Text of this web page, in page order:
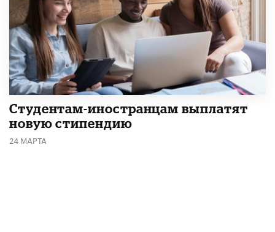
Студентам-иностранцам выплатят
новую стипендию
24 МАРТА